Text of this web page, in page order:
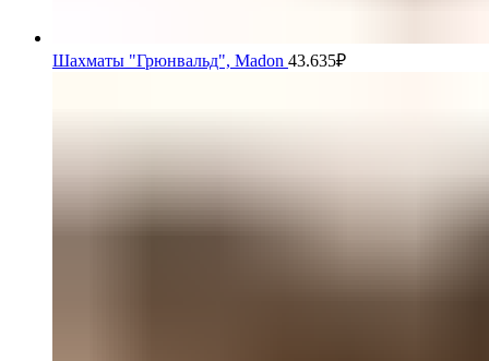
Шахматы "Грюнвальд", Madon 43.635₽